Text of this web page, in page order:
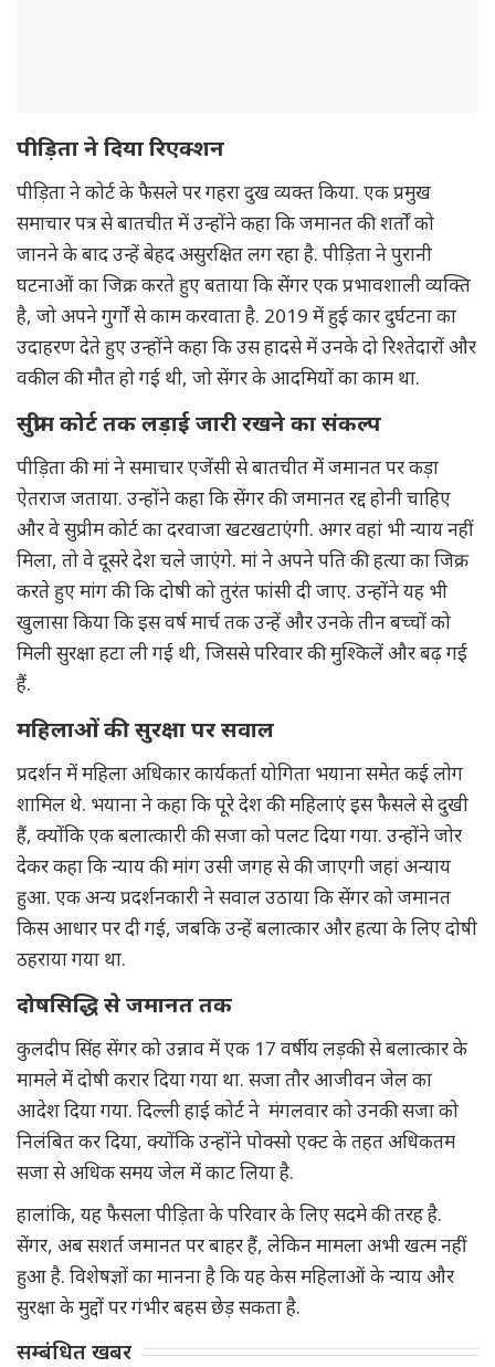
पीड़िता ने दिया रिएक्शन
पीड़िता ने कोर्ट के फैसले पर गहरा दुख व्यक्त किया. एक प्रमुख
समाचार पत्र से बातचीत में उन्होंने कहा कि जमानत की शर्तों को
जानने के बाद उन्हें बेहद असुरक्षित लग रहा है. पीड़िता ने पुरानी
घटनाओं का जिक्र करते हुए बताया कि सेंगर एक प्रभावशाली व्यक्ति
है, जो अपने गुर्गों से काम करवाता है. 2019 में हुई कार दुर्घटना का
उदाहरण देते हुए उन्होंने कहा कि उस हादसे में उनके दो रिश्तेदारों और
वकील की मौत हो गई थी, जो सेंगर के आदमियों का काम था.
सुप्रीम कोर्ट तक लड़ाई जारी रखने का संकल्प
पीड़िता की मां ने समाचार एजेंसी से बातचीत में जमानत पर कड़ा
ऐतराज जताया. उन्होंने कहा कि सेंगर की जमानत रद्द होनी चाहिए
और वे सुप्रीम कोर्ट का दरवाजा खटखटाएंगी. अगर वहां भी न्याय नहीं
मिला, तो वे दूसरे देश चले जाएंगे. मां ने अपने पति की हत्या का जिक्र
करते हुए मांग की कि दोषी को तुरंत फांसी दी जाए. उन्होंने यह भी
खुलासा किया कि इस वर्ष मार्च तक उन्हें और उनके तीन बच्चों को
मिली सुरक्षा हटा ली गई थी, जिससे परिवार की मुश्किलें और बढ़ गई
हैं.
महिलाओं की सुरक्षा पर सवाल
प्रदर्शन में महिला अधिकार कार्यकर्ता योगिता भयाना समेत कई लोग
शामिल थे. भयाना ने कहा कि पूरे देश की महिलाएं इस फैसले से दुखी
हैं, क्योंकि एक बलात्कारी की सजा को पलट दिया गया. उन्होंने जोर
देकर कहा कि न्याय की मांग उसी जगह से की जाएगी जहां अन्याय
हुआ. एक अन्य प्रदर्शनकारी ने सवाल उठाया कि सेंगर को जमानत
किस आधार पर दी गई, जबकि उन्हें बलात्कार और हत्या के लिए दोषी
ठहराया गया था.
दोषसिद्धि से जमानत तक
कुलदीप सिंह सेंगर को उन्नाव में एक 17 वर्षीय लड़की से बलात्कार के
मामले में दोषी करार दिया गया था. सजा तौर आजीवन जेल का
आदेश दिया गया. दिल्ली हाई कोर्ट ने मंगलवार को उनकी सजा को
निलंबित कर दिया, क्योंकि उन्होंने पोक्सो एक्ट के तहत अधिकतम
सजा से अधिक समय जेल में काट लिया है.
हालांकि, यह फैसला पीड़िता के परिवार के लिए सदमे की तरह है.
सेंगर, अब सशर्त जमानत पर बाहर हैं, लेकिन मामला अभी खत्म नहीं
हुआ है. विशेषज्ञों का मानना है कि यह केस महिलाओं के न्याय और
सुरक्षा के मुद्दों पर गंभीर बहस छेड़ सकता है.
सम्बंधित खबर